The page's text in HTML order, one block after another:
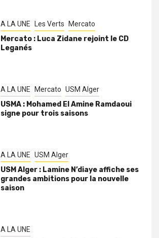
A LA UNE Les Verts Mercato
Mercato : Luca Zidane rejoint le CD
Leganés
A LA UNE Mercato USM Alger
USMA : Mohamed El Amine Ramdaoui
signe pour trois saisons
A LA UNE USM Alger
USM Alger : Lamine N’diaye affiche ses
grandes ambitions pour la nouvelle
saison
A LA UNE